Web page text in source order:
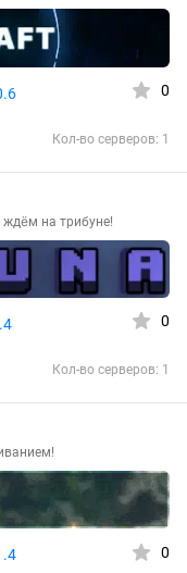
0
Кол-во серверов: 1
на трибуне!
0
Кол-во серверов: 1
0